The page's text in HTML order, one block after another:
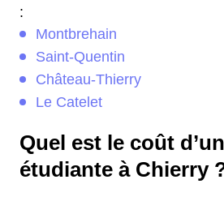
:
Montbrehain
Saint-Quentin
Château-Thierry
Le Catelet
Quel est le coût
étudiante à Chierry